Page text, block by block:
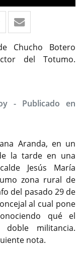
Chucho Botero
del Totumo.
- Publicado en
Aranda, en un
la tarde en una
Jesús María
zona rural de
del pasado 29 de
al cual pone
qué el
militancia.
nota.